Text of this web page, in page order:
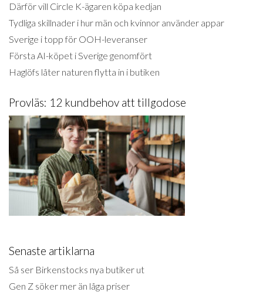
Därför vill Circle K-ägaren köpa kedjan
Tydliga skillnader i hur män och kvinnor använder appar
Sverige i topp för OOH-leveranser
Första AI-köpet i Sverige genomfört
Haglöfs låter naturen flytta in i butiken
Provläs: 12 kundbehov att tillgodose
Senaste artiklarna
Så ser Birkenstocks nya butiker ut
Gen Z söker mer än låga priser